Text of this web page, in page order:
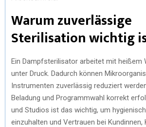
Warum zuverlässige
Sterilisation wichtig
Ein Dampfsterilisator arbeitet mit heißem
unter Druck. Dadurch können
Instrumenten zuverlässig reduziert
Beladung und Programmwahl korrekt
und Studios ist das wichtig, um
einzuhalten und Vertrauen bei Kundinnen,